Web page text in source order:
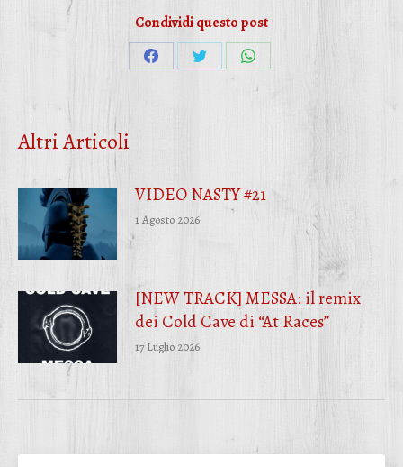
Condividi questo post
CondividiCondividiCondividi
su
Altri Articoli
VIDEO NASTY #21
1 Agosto 2026
[NEW TRACK] MESSA: il remix
dei Cold Cave di “At Races”
17 Luglio 2026